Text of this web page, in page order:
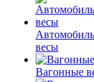
весы
Вагонные